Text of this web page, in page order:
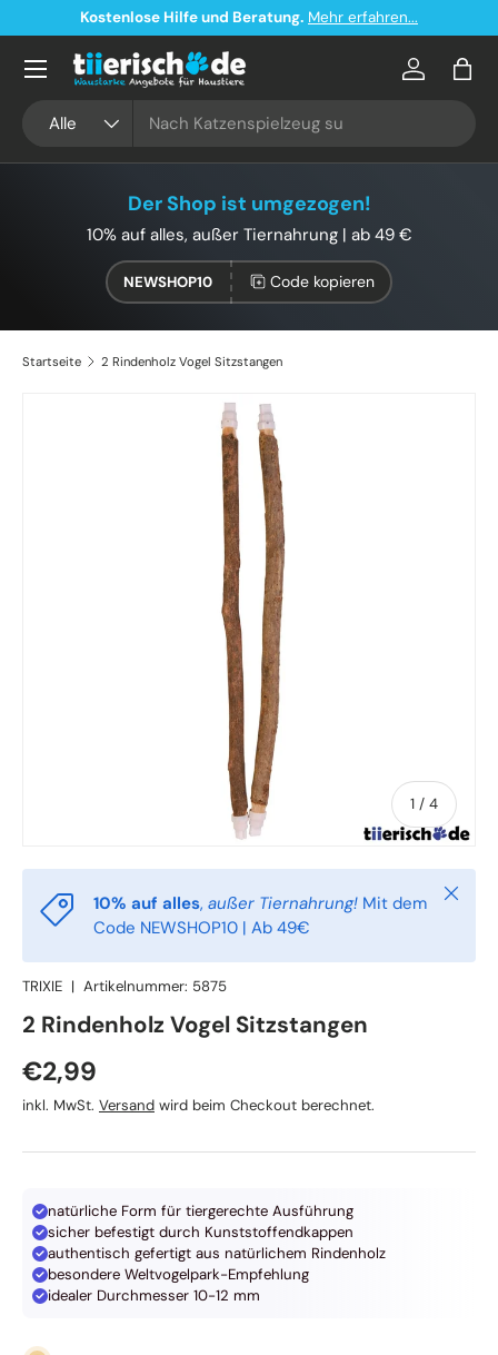
Direkt zum Inhalt
Kostenlose Hilfe und Beratung. Mehr erfahren...
Alle
Konto
Der Shop ist umgezogen!
10% auf alles, außer Tiernahrung | ab 49 €
NEWSHOP10 Code kopieren
Startseite 2 Rindenholz Vogel Sitzstangen
Zu Produktinformationen springen
1 / von
4
10% auf alles, außer Tiernahrung! Mit dem
Code NEWSHOP10 | Ab 49€
TRIXIE | Artikelnummer: 5875
TRIXIE
2 Rindenholz Vogel Sitzstangen
Normaler Preis
€2,99
inkl. MwSt. Versand wird beim Checkout berechnet.
natürliche Form für tiergerechte Ausführung
sicher befestigt durch Kunststoffendkappen
authentisch gefertigt aus natürlichem Rindenholz
besondere Weltvogelpark-Empfehlung
idealer Durchmesser 10-12 mm